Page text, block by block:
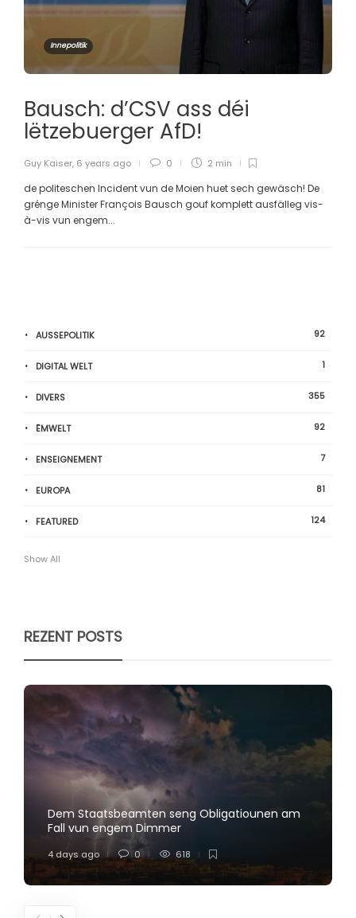
Innepolitik
Bausch: d’CSV ass déi
lëtzebuerger AfD!
Guy Kaiser, 6 years ago 0 2 min
de politeschen Incident vun de Moien huet sech gewäsch! De
grénge Minister François Bausch gouf komplett ausfälleg vis-
à-vis vun engem...
AUSSEPOLITIK 92
DIGITAL WELT 1
DIVERS 355
ËMWELT 92
ENSEIGNEMENT 7
EUROPA 81
FEATURED 124
Show All
REZENT POSTS
Dem Staatsbeamten seng Obligatiounen am
Fall vun engem Dimmer
4 days ago 0 618